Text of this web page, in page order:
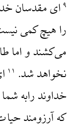
۹ ‌ای مقدسان
را هیچ کمی
می‌کشند و اما
نخواهد شد. ۱۱
خداوند رابه